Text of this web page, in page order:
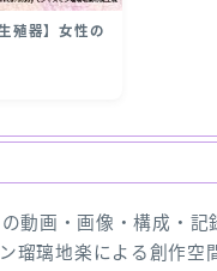
殖器】女性の
動画・画像・構成・記
ン瑠璃地楽による創作空